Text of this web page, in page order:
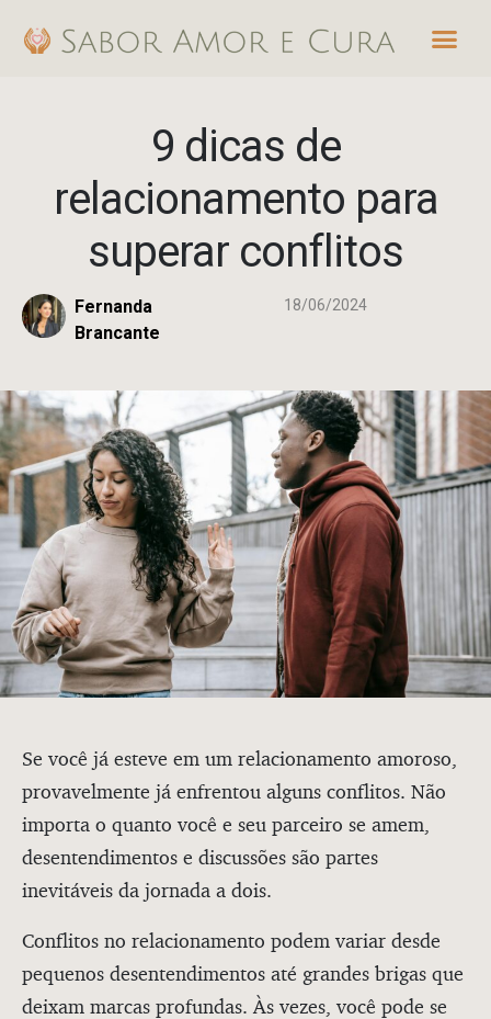
para
9 dicas de
relacionamento para
superar conflitos
Fernanda
Brancante
18/06/2024
Se você já esteve em um relacionamento amoroso,
provavelmente já enfrentou alguns conflitos. Não
importa o quanto você e seu parceiro se amem,
desentendimentos e discussões são partes
inevitáveis da jornada a dois.
Conflitos no relacionamento podem variar desde
pequenos desentendimentos até grandes brigas que
deixam marcas profundas. Às vezes, você pode se